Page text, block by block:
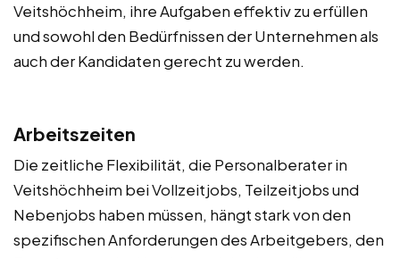
Veitshöchheim, ihre Aufgaben effektiv zu erfüllen
und sowohl den Bedürfnissen der Unternehmen als
auch der Kandidaten gerecht zu werden.
Arbeitszeiten
Die zeitliche Flexibilität, die Personalberater in
Veitshöchheim bei Vollzeitjobs, Teilzeitjobs und
Nebenjobs haben müssen, hängt stark von den
spezifischen Anforderungen des Arbeitgebers, den